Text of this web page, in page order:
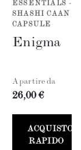
ESSENTIALS -
SHASHI CAAN
CAPSULE
Enigma
A partire da
26,00 €
ACQUISTO
RAPIDO